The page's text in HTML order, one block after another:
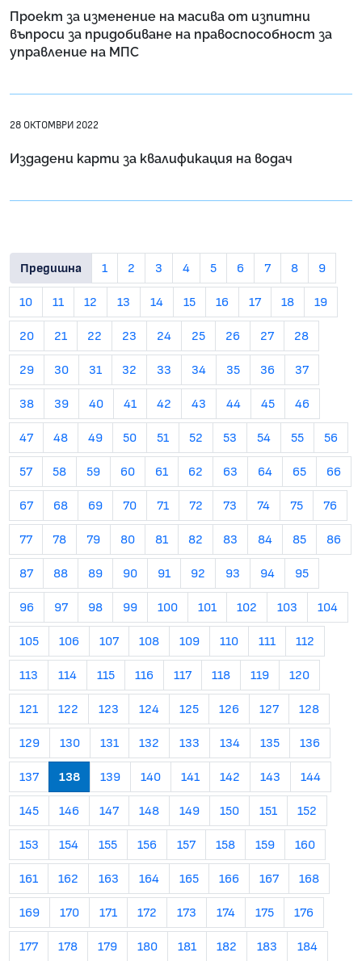
Проект за изменение на масива от изпитни
въпроси за придобиване на правоспособност за
управление на МПС
28 ОКТОМВРИ 2022
Издадени карти за квалификация на водач
Предишна 1 2 3 4 5 6 7 8 9
10 11 12 13 14 15 16 17 18 19
20 21 22 23 24 25 26 27 28
29 30 31 32 33 34 35 36 37
38 39 40 41 42 43 44 45 46
47 48 49 50 51 52 53 54 55 56
57 58 59 60 61 62 63 64 65 66
67 68 69 70 71 72 73 74 75 76
77 78 79 80 81 82 83 84 85 86
87 88 89 90 91 92 93 94 95
96 97 98 99 100 101 102 103 104
105 106 107 108 109 110 111 112
113 114 115 116 117 118 119 120
121 122 123 124 125 126 127 128
129 130 131 132 133 134 135 136
137 138 139 140 141 142 143 144
145 146 147 148 149 150 151 152
153 154 155 156 157 158 159 160
161 162 163 164 165 166 167 168
169 170 171 172 173 174 175 176
177 178 179 180 181 182 183 184